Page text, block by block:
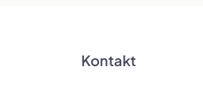
Kontakt